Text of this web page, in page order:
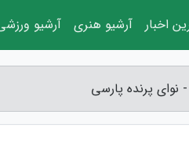
پرنده پارسی
اخبار آرشیو هنری آرشیو